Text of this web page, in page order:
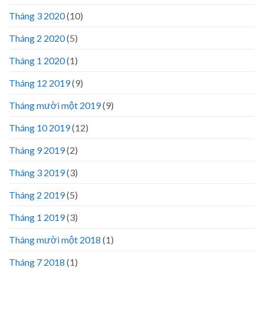
Tháng 3 2020(10)
Tháng 2 2020(5)
Tháng 1 2020(1)
Tháng 12 2019(9)
Tháng mười một 2019(9)
Tháng 10 2019(12)
Tháng 9 2019(2)
Tháng 3 2019(3)
Tháng 2 2019(5)
Tháng 1 2019(3)
Tháng mười một 2018 (1)
Tháng 7 2018 (1)